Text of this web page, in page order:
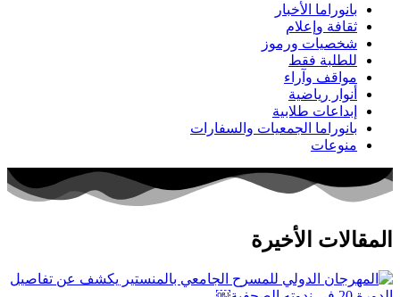
بانوراما الأخبار
ثقافة وإعلام
شخصيات ورموز
للطلبة فقط
مواقف وآراء
أنوار رياضية
إبداعات طلابية
بانوراما الجمعيات والسفارات
منوعات
المقالات الأخيرة